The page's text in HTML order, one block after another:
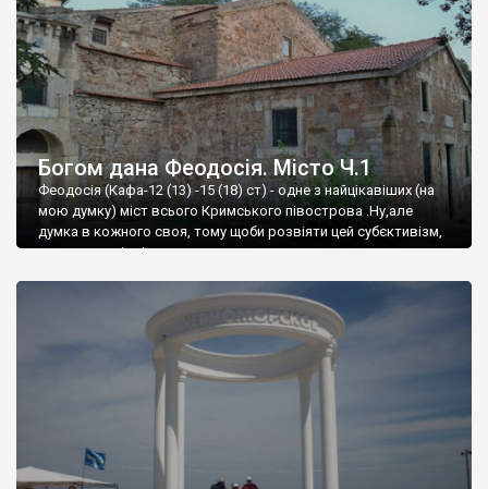
Богом дана Феодосія. Місто Ч.1
Феодосія (Кафа-12 (13) -15 (18) ст) - одне з найцікавіших (на
мою думку) міст всього Кримського півострова .Ну,але
думка в кожного своя, тому щоби розвіяти цей субєктивізм,
запрошую відвідати це